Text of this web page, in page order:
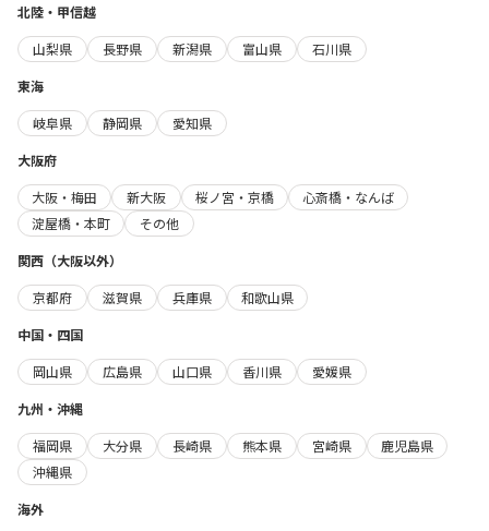
北陸・甲信越
山梨県
長野県 新潟県 富山県
石川県
東海
岐阜県
静岡県
愛知県
大阪府
大阪・梅田
新大阪 桜ノ宮・京橋
心斎橋・なんば
淀屋橋・本町
その他
関西（大阪以外）
京都府
滋賀県 兵庫県
和歌山県
中国・四国
岡山県
広島県 山口県 香川県
愛媛県
九州・沖縄
福岡県
大分県 長崎県 熊本県 宮崎県
鹿児島県
沖縄県
海外